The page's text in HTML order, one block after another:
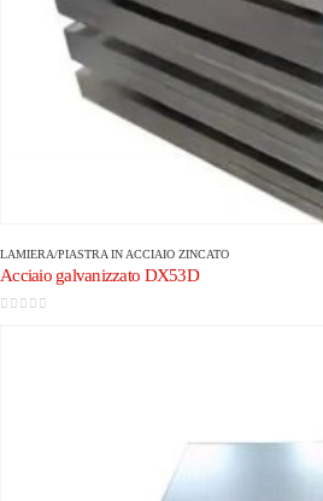
LAMIERA/PIASTRA IN ACCIAIO ZINCATO
Acciaio galvanizzato DX53D